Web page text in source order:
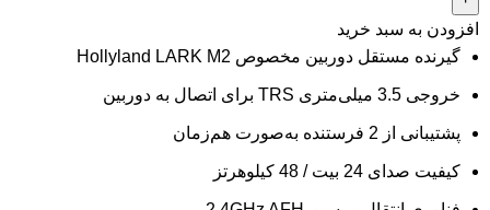
افزودن به سبد خرید
گیرنده مستقل دوربین مخصوص Hollyland LARK M2
خروجی 3.5 میلی‌متری TRS برای اتصال به دوربین
پشتیبانی از 2 فرستنده به‌صورت هم‌زمان
کیفیت صدای 24 بیت / 48 کیلوهرتز